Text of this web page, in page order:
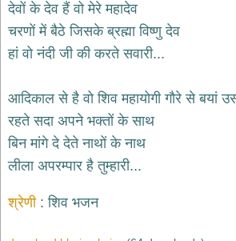
जैन
भजन
jain
bhajans
दुर्गा
भजन
durga
bhajans
भजन
bhajans
देवों के देव हैं वो मेरे महादेव
चरणों में बैठे जिसके ब्रह्मा विष्णु देव
हां वो नंदी जी की करते सवारी...
आदिकाल से है वो शिव महायोगी गौरे से बयां
रहते सदा अपने भक्तों के साथ
बिन मांगे दे देते नाथों के नाथ
लीला अपरम्पार है तुम्हारी...
श्रेणी शिव भजन